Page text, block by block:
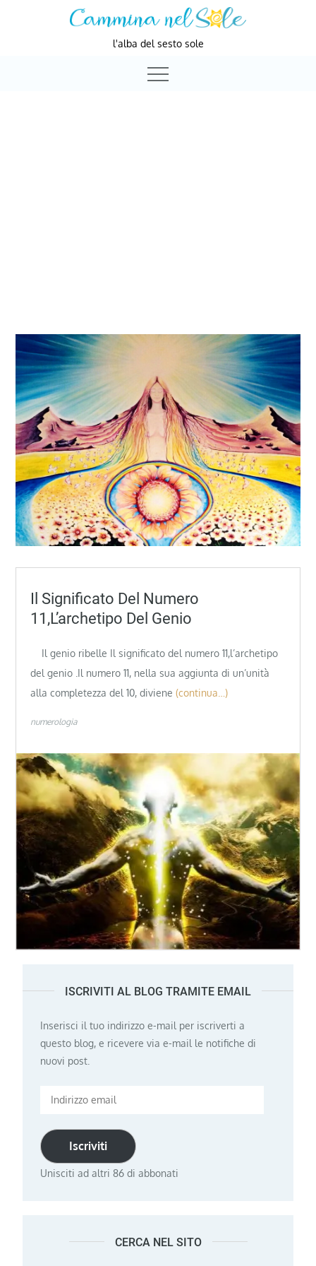
l'alba del sesto sole
Il Significato Del Numero
11,l’archetipo Del Genio
Il genio ribelle Il significato del numero 11,l’archetipo
del genio .Il numero 11, nella sua aggiunta di un’unità
alla completezza del 10, diviene (continua…)
numerologia
ISCRIVITI AL BLOG TRAMITE EMAIL
Inserisci il tuo indirizzo e-mail per iscriverti a
questo blog, e ricevere via e-mail le notifiche di
nuovi post.
Indirizzo
Iscriviti
Unisciti ad altri 86 di abbonati
CERCA NEL SITO